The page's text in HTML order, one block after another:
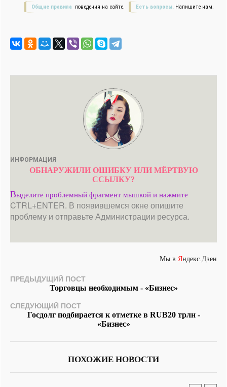
Есть вопросы. Напишите нам.
Общие правила поведения на сайте.
ИНФОРМАЦИЯ
ОБНАРУЖИЛИ ОШИБКУ ИЛИ МЁРТВУЮ
ССЫЛКУ?
Выделите проблемный фрагмент мышкой и нажмите
CTRL+ENTER. В появившемся окне опишите
проблему и отправьте Администрации ресурса.
Мы в Яндекс. Дзен
ПРЕДЫДУЩИЙ ПОСТ
Торговцы необходимым - «Бизнес»
СЛЕДУЮЩИЙ ПОСТ
Госдолг подбирается к отметке в RUB20 трлн -
«Бизнес»
ПОХОЖИЕ НОВОСТИ